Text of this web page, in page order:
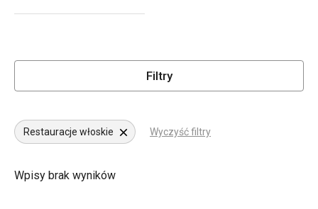
Filtry
Restauracje włoskie Wyczyść filtry
Wpisy brak wyników